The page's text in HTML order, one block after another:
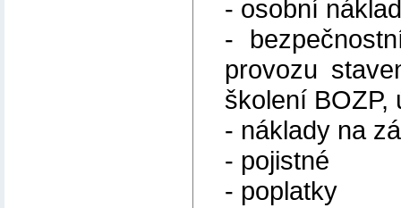
- osobní
-
provozu
školení BOZP,
- náklady na
- pojistné
- poplatky